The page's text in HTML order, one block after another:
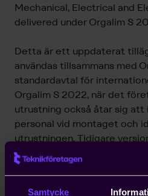
Samtycke
Mechanical, Electrical and
delivered under Orgalim S
Detta är ett uppdaterat
användas tillsammans med
standardavtal för
Orgalim S 2022, när det
utrustning också åtar sig att
personal vid montaget och
utrustningen. Tidigare
som kan användas
2012.